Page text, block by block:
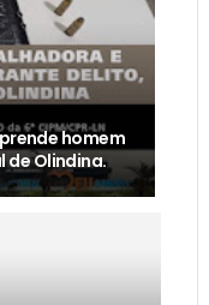
homem
de Olindina.